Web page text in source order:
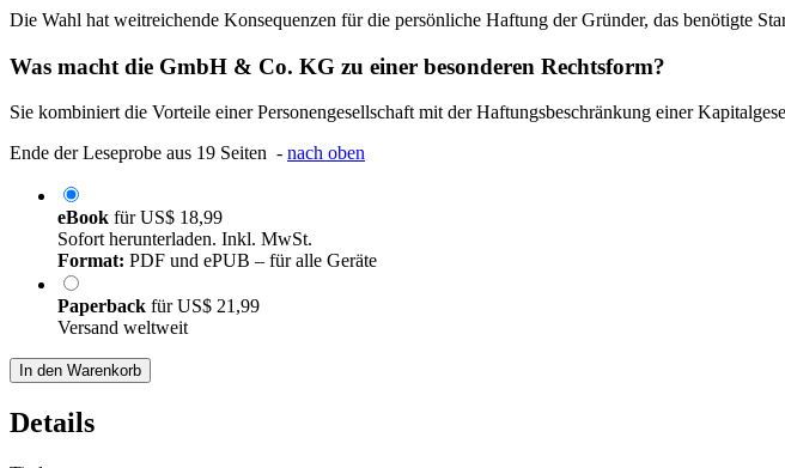
Die Wahl hat weitreichende Konsequenzen für die persönliche Haftung der Gründer, das benötigte
Was macht die GmbH & Co. KG zu einer besonderen Rechtsform?
Sie kombiniert die Vorteile einer Personengesellschaft mit der Haftungsbeschränkung einer
Ende der Leseprobe aus 19 Seiten - nach oben
eBook fürUS$ 18,99
Sofort herunterladen. Inkl. MwSt.
Format: PDF und ePUB – für alle Geräte
Paperback fürUS$ 21,99
Versand weltweit
In den Warenkorb
Details